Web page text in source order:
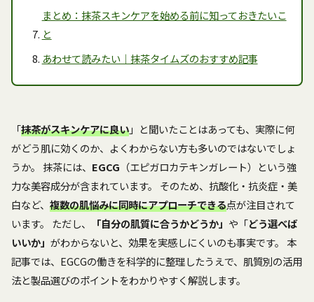
まとめ：抹茶スキンケアを始める前に知っておきたいこ
と
あわせて読みたい｜抹茶タイムズのおすすめ記事
「抹茶がスキンケアに良い」と聞いたことはあっても、実際に何
がどう肌に効くのか、よくわからない方も多いのではないでしょ
うか。 抹茶には、 EGCG （エピガロカテキンガレート）という強
力な美容成分が含まれています。 そのため、抗酸化・抗炎症・美
白など、 複数の肌悩みに同時にアプローチできる点が注目されて
います。 ただし、
「自分の肌質に合うかどうか」 や「どう選べば
いいか」 がわからないと、効果を実感しにくいのも事実です。 本
記事では、EGCGの働きを科学的に整理したうえで、肌質別の活用
法と製品選びのポイントをわかりやすく解説します。